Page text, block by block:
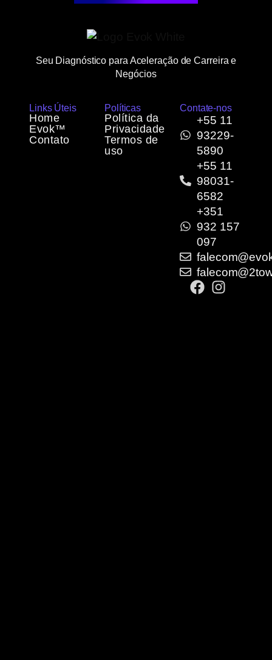
Seu Diagnóstico para Aceleração de Carreira e
Negócios
Links Úteis
Home
Evok™
Contato
Políticas
Política da
Privacidade
Termos de
uso
Contate-nos
+55 11
93229-
5890
+55 11
98031-
6582
+351
932 157
097